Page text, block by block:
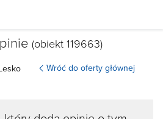
(obiekt 119663)
Wróć do oferty głównej